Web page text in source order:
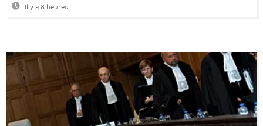
Il y a 8 heures